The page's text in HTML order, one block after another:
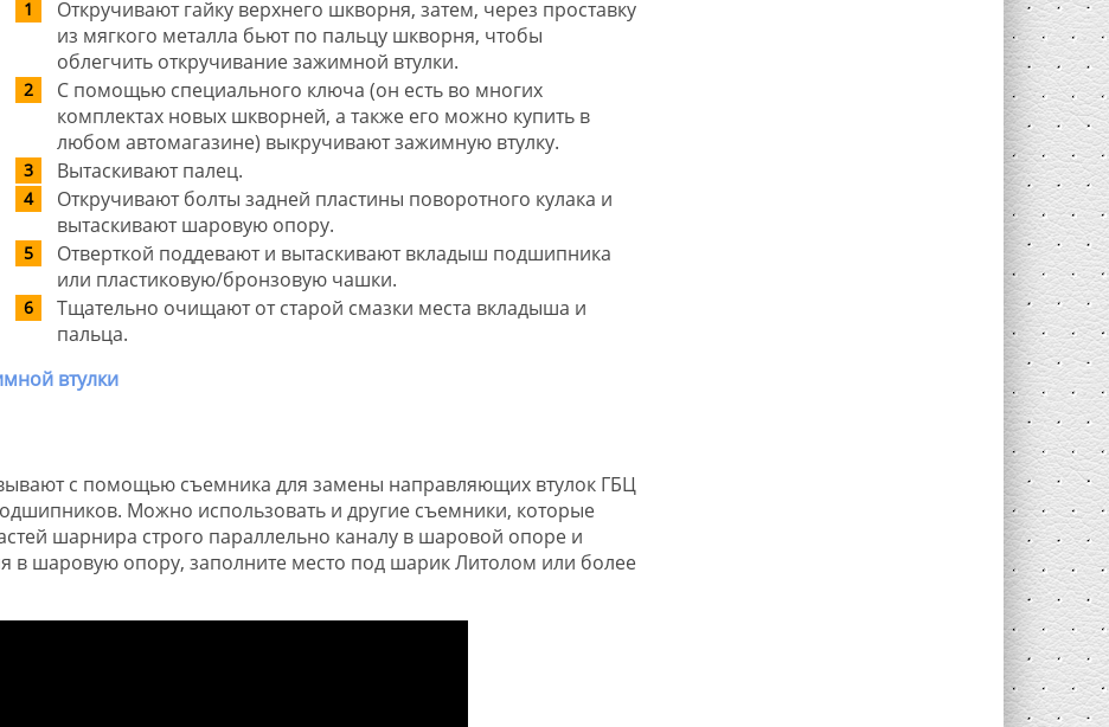
Откручивают гайку верхнего шкворня, затем, через проставку
из мягкого металла бьют по пальцу шкворня, чтобы
облегчить откручивание зажимной втулки.
С помощью специального ключа (он есть во многих
комплектах новых шкворней, а также его можно купить в
любом автомагазине) выкручивают зажимную втулку.
Вытаскивают палец.
Откручивают болты задней пластины поворотного кулака и
вытаскивают шаровую опору.
Отверткой поддевают и вытаскивают вкладыш подшипника
или пластиковую/бронзовую чашки.
Тщательно очищают от старой смазки места вкладыша и
пальца.
с помощью съемника для замены направляющих втулок ГБЦ
Можно использовать и другие съемники, которые
шарнира строго параллельно каналу в шаровой опоре и
в шаровую опору, заполните место под шарик Литолом или более